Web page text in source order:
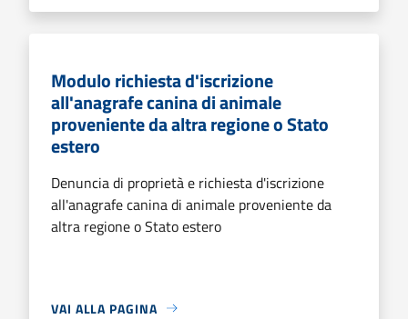
Modulo richiesta d'iscrizione
all'anagrafe canina di animale
proveniente da altra regione o Stato
estero
Denuncia di proprietà e richiesta d'iscrizione
all'anagrafe canina di animale proveniente da
altra regione o Stato estero
VAI ALLA PAGINA